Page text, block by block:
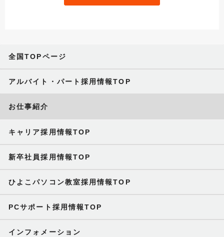
全国TOPページ
アルバイト・パート採用情報TOP
お仕事紹介
キャリア採用情報TOP
新卒社員採用情報TOP
ひよこパソコン教室採用情報TOP
PCサポート採用情報TOP
インフォメーション